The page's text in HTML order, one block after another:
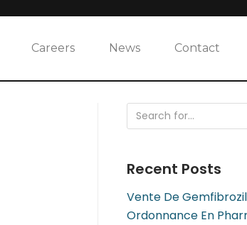
Careers News Contact
Recent Posts
Vente De
Ordonnance En